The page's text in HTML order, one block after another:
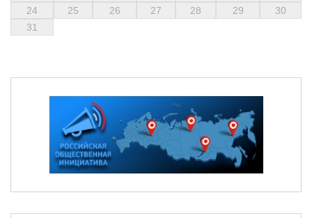
24
25 26 27 28 29
30
31